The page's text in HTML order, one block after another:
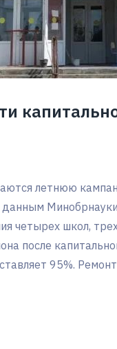
летнюю
четырех школ,
после
95%.